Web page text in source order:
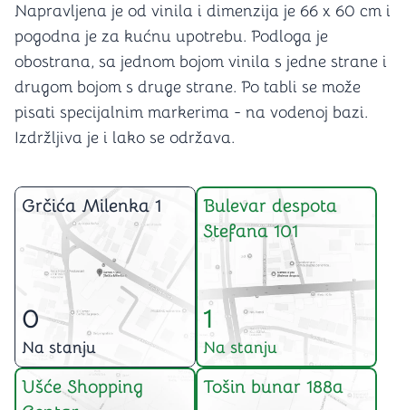
Napravljena je od vinila i dimenzija je 66 x 60 cm i
pogodna je za kućnu upotrebu. Podloga je
obostrana, sa jednom bojom vinila s jedne strane i
drugom bojom s druge strane. Po tabli se može
pisati specijalnim markerima - na vodenoj bazi.
Izdržljiva je i lako se održava.
Grčića Milenka 1
0
Na stanju
Bulevar despota
Stefana 101
1
Na stanju
Ušće Shopping
Tošin bunar 188a